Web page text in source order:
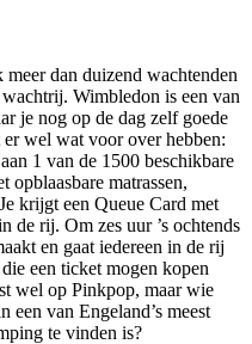
dan duizend wachtenden
Wimbledon is een van
je nog op de dag zelf goede
wel wat voor over hebben:
1 van de 1500 beschikbare
opblaasbare matrassen,
krijgt een Queue Card met
de rij. Om zes uur ’s ochtends
en gaat iedereen in de rij
een ticket mogen kopen
wel op Pinkpop, maar wie
een van Engeland’s meest
te vinden is?